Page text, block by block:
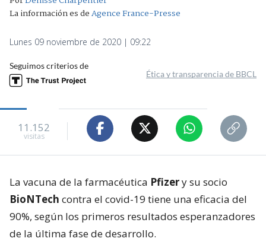
La información es deAgence France-Presse
Lunes 09 noviembre de 2020 | 09:22
Seguimos criterios de
Ética y transparencia de BBCL
11.152
visitas
La vacuna de la farmacéutica Pfizery su socio
BioNTech contra el covid-19 tiene una eficacia del
90%, según los primeros resultados esperanzadores
de la última fase de desarrollo.